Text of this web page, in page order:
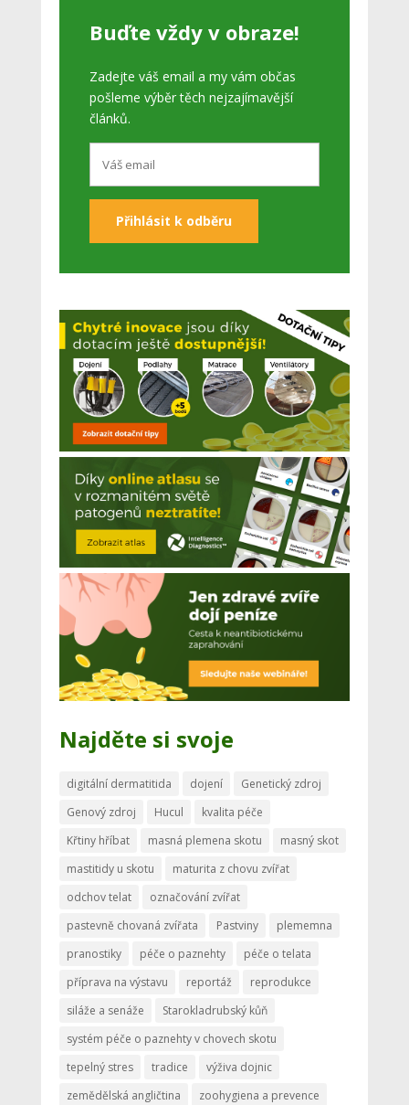
Buďte vždy v obraze!
Zadejte váš email a my vám občas
pošleme výběr těch nejzajímavější
článků.
Najděte si svoje
digitální dermatitida dojení
Genetický zdroj
Genový zdroj
Hucul
kvalita péče
Křtiny hříbat
masná plemena skotu
masný skot
mastitidy u skotu
maturita z chovu zvířat
odchov telat
označování zvířat
pastevně chovaná zvířata
Pastviny
plememna
pranostiky
péče o paznehty
péče o telata
příprava na výstavu
reportáž
reprodukce
siláže a senáže
Starokladrubský kůň
systém péče o paznehty v chovech skotu
tepelný stres
tradice
výživa dojnic
zemědělská angličtina
zoohygiena a prevence